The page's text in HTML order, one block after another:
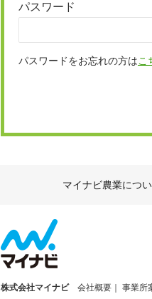
パスワード
パスワードをお忘れの方はこ
マイナビ農業につ
株式会社マイナビ 会社概要 事業所